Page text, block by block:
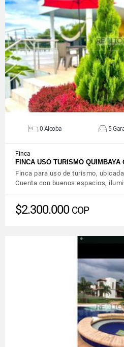
VIEW
0 Alcoba 5
Finca
FINCA USO TURISMO QUIMBAYA
Finca para uso de turismo,
Cuenta con buenos espacios,
$2.300.000 COP
VIEW